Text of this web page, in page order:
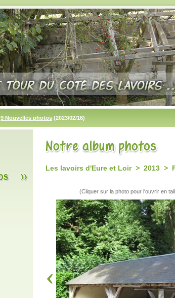
9 Nouvelles photos (2023/02/16)
Les lavoirs d'Eure et Loir > 2013 >
(Cliquer sur la photo pour l'ouvrir en